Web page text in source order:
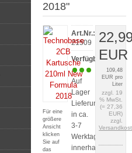
2018"
Für eine
größere
Ansicht
klicken
Sie auf
das
Art.Nr.:
21509
Verfügbarkeit:
Auf
Lager
Lieferung
in ca.
3-7
Werktagen
innerhalb
EUR
109,48
EUR pro
Liter
zzgl. 19
% MwSt.
(= 27,36
EUR)
zzgl.